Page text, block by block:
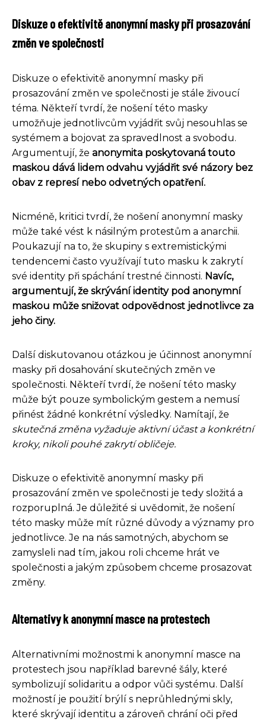
Diskuze o efektivitě anonymní masky při prosazování
změn ve společnosti
Diskuze o efektivitě anonymní masky při
prosazování změn ve společnosti je stále živoucí
téma. Někteří tvrdí, že nošení této masky
umožňuje jednotlivcům vyjádřit svůj nesouhlas se
systémem a bojovat za spravedlnost a svobodu.
Argumentují, že anonymita poskytovaná touto
maskou dává lidem odvahu vyjádřit své názory bez
obav z represí nebo odvetných opatření.
Nicméně, kritici tvrdí, že nošení anonymní masky
může také vést k násilným protestům a anarchii.
Poukazují na to, že skupiny s extremistickými
tendencemi často využívají tuto masku k zakrytí
své identity při spáchání trestné činnosti. Navíc,
argumentují, že skrývání identity pod anonymní
maskou může snižovat odpovědnost jednotlivce za
jeho činy.
Další diskutovanou otázkou je účinnost anonymní
masky při dosahování skutečných změn ve
společnosti. Někteří tvrdí, že nošení této masky
může být pouze symbolickým gestem a nemusí
přinést žádné konkrétní výsledky. Namítají, že
skutečná změna vyžaduje aktivní účast a konkrétní
kroky, nikoli pouhé zakrytí obličeje.
Diskuze o efektivitě anonymní masky při
prosazování změn ve společnosti je tedy složitá a
rozporuplná. Je důležité si uvědomit, že nošení
této masky může mít různé důvody a významy pro
jednotlivce. Je na nás samotných, abychom se
zamysleli nad tím, jakou roli chceme hrát ve
společnosti a jakým způsobem chceme prosazovat
změny.
Alternativy k anonymní masce na protestech
Alternativními možnostmi k anonymní masce na
protestech jsou například barevné šály, které
symbolizují solidaritu a odpor vůči systému. Další
možností je použití brýlí s neprůhlednými skly,
které skrývají identitu a zároveň chrání oči před